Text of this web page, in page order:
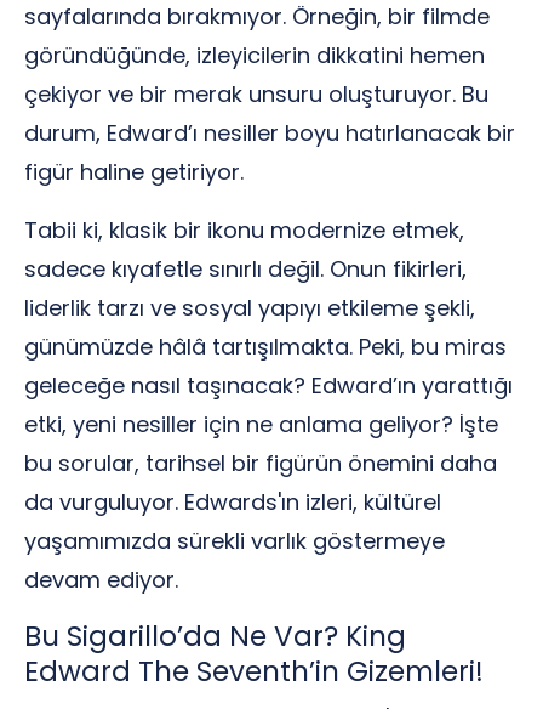
sayfalarında bırakmıyor. Örneğin, bir filmde
göründüğünde, izleyicilerin dikkatini hemen
çekiyor ve bir merak unsuru oluşturuyor. Bu
durum, Edward’ı nesiller boyu hatırlanacak bir
figür haline getiriyor.
Tabii ki, klasik bir ikonu modernize etmek,
sadece kıyafetle sınırlı değil. Onun fikirleri,
liderlik tarzı ve sosyal yapıyı etkileme şekli,
günümüzde hâlâ tartışılmakta. Peki, bu miras
geleceğe nasıl taşınacak? Edward’ın yarattığı
etki, yeni nesiller için ne anlama geliyor? İşte
bu sorular, tarihsel bir figürün önemini daha
da vurguluyor. Edwards'ın izleri, kültürel
yaşamımızda sürekli varlık göstermeye
devam ediyor.
Bu Sigarillo’da Ne Var? King
Edward The Seventh’in Gizemleri!